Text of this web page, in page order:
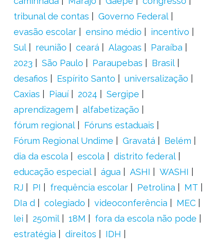
tribunal de contas
Governo Federal
evasão escolar
ensino médio
incentivo
Sul
reunião ceará Alagoas
Paraíba
2023
São Paulo Paraupebas
Brasil
desafios
Espírito Santo
universalização
Caxias
Piauí 2024
Sergipe
aprendizagem
alfabetização
fórum regional
Fóruns estaduais
Fórum Regional Undime
Gravatá
Belém
dia da escola
escola
distrito federal
educação especial
água ASHI
WASHI
RJ
PI frequência escolar Petrolina
MT
DIa d
colegiado videoconferência
MEC
lei
250mil 18M
fora da escola não pode
estratégia
direitos
IDH